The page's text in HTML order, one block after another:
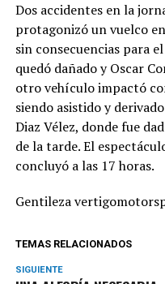
Dos accidentes en la
protagonizó un vuelco en
sin consecuencias para
quedó dañado y Oscar
otro vehículo impactó
siendo asistido y
Diaz Vélez, donde fue
de la tarde. El
concluyó a las 17 horas.
Gentileza
TEMAS RELACIONADOS
SIGUIENTE